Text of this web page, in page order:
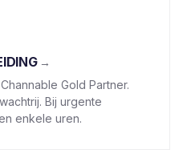
Gold Partner.
Bij urgente
enkele uren.